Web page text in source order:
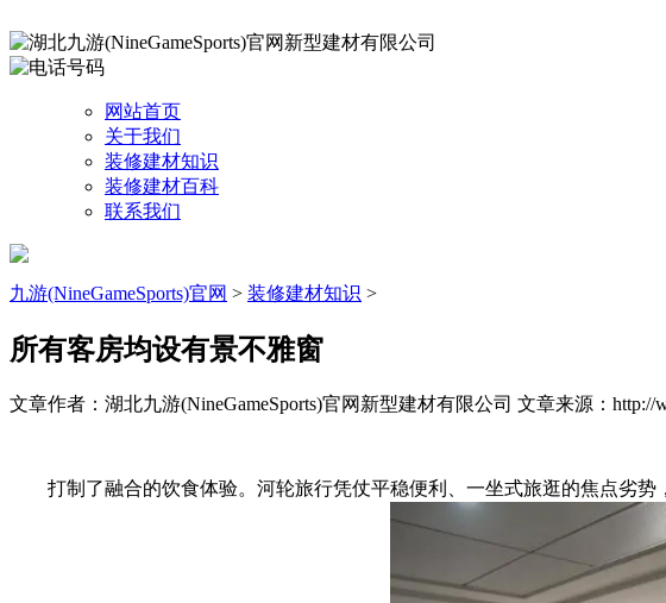
网站首页
关于我们
装修建材知识
装修建材百科
联系我们
九游(NineGameSports)官网 > 装修建材知识 >
所有客房均设有景不雅窗
文章作者：湖北九游(NineGameSports)官网新型建材有限公司 文章来源：http://
打制了融合的饮食体验。河轮旅行凭仗平稳便利、一坐式旅逛的焦点劣势